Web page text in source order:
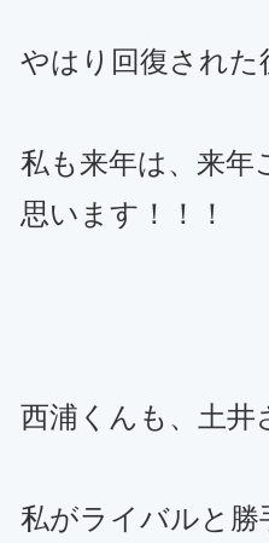
やはり回復された
私も来年は、来年
思います！！！
西浦くんも、土井
私がライバルと